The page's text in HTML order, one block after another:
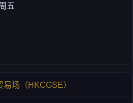
五
场（HKCGSE）